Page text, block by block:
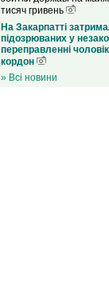
тисяч гривень
На Закарпатті
підозрюваних у
переправленні
кордон
» Всі новини